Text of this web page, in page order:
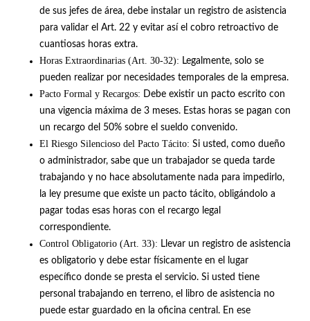
de sus jefes de área, debe instalar un registro de asistencia
para validar el Art. 22 y evitar así el cobro retroactivo de
cuantiosas horas extra.
Horas Extraordinarias (Art. 30-32): Legalmente, solo se
pueden realizar por necesidades temporales de la empresa.
Pacto Formal y Recargos: Debe existir un pacto escrito con
una vigencia máxima de 3 meses. Estas horas se pagan con
un recargo del 50% sobre el sueldo convenido.
El Riesgo Silencioso del Pacto Tácito: Si usted, como dueño
o administrador, sabe que un trabajador se queda tarde
trabajando y no hace absolutamente nada para impedirlo,
la ley presume que existe un pacto tácito, obligándolo a
pagar todas esas horas con el recargo legal
correspondiente.
Control Obligatorio (Art. 33): Llevar un registro de asistencia
es obligatorio y debe estar físicamente en el lugar
específico donde se presta el servicio. Si usted tiene
personal trabajando en terreno, el libro de asistencia no
puede estar guardado en la oficina central . En ese